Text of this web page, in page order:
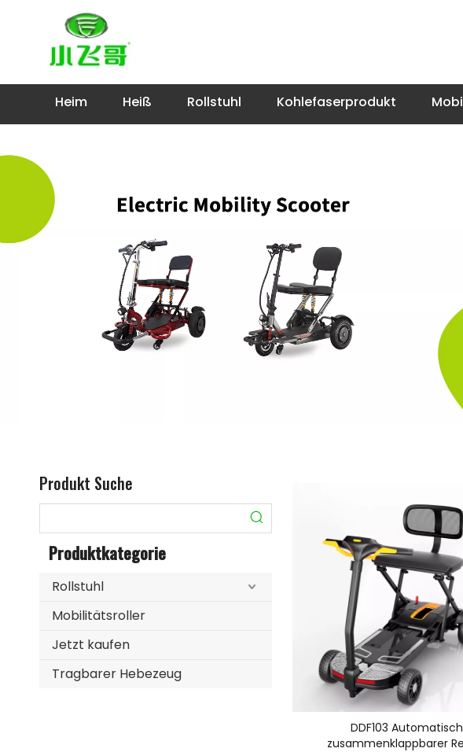
Heim Heiß Rollstuhl Kohlefaserprodukt
Produkt Suche
Produktkategorie
Rollstuhl
Mobilitätsroller
Jetzt kaufen
Tragbarer Hebezeug
DDF103 Automatisch
zusammenklappbarer